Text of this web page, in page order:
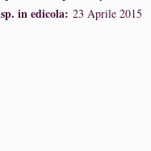
in edicola: 23 Aprile 2015